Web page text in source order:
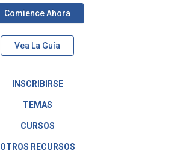
Comience Ahora
Vea La Guía
INSCRIBIRSE
TEMAS
CURSOS
OTROS RECURSOS